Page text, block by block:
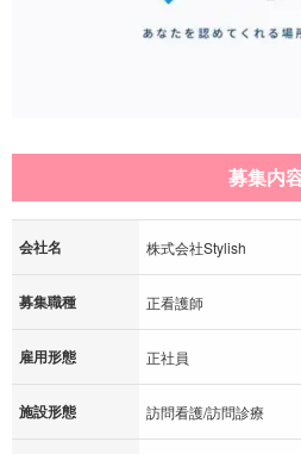
募集内
会社名 株式会社Stylish
募集職種 正看護師
雇用形態 正社員
施設形態 訪問看護/訪問診療